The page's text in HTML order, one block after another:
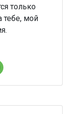
только
тебе, мой